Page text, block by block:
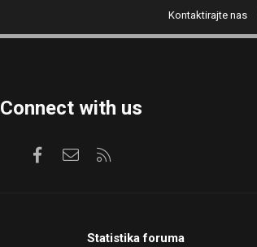
Kontaktirajte nas
Connect with us
FacebookKontaktirajte nas
Statistika foruma